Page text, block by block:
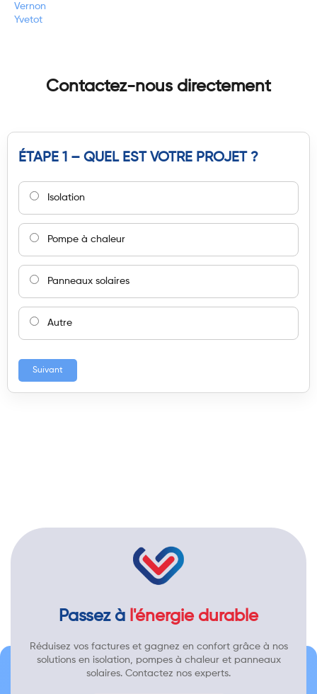
Vernon
Yvetot
Contactez-nous directement
ÉTAPE 1 – QUEL EST VOTRE PROJET ?
Isolation
Pompe à chaleur
Panneaux solaires
Autre
Suivant
Passez à l'énergie durable
Réduisez vos factures et gagnez en confort grâce à nos
solutions en isolation, pompes à chaleur et panneaux
solaires. Contactez nos experts.